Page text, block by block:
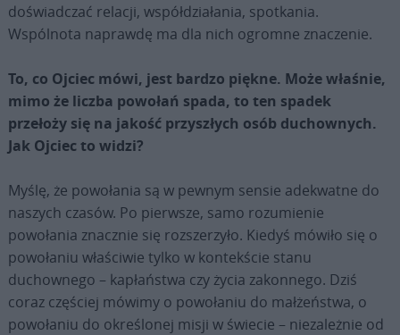
doświadczać relacji, współdziałania, spotkania.
Wspólnota naprawdę ma dla nich ogromne znaczenie.
To, co Ojciec mówi, jest bardzo piękne. Może właśnie,
mimo że liczba powołań spada, to ten spadek
przełoży się na jakość przyszłych osób duchownych.
Jak Ojciec to widzi?
Myślę, że powołania są w pewnym sensie adekwatne do
naszych czasów. Po pierwsze, samo rozumienie
powołania znacznie się rozszerzyło. Kiedyś mówiło się o
powołaniu właściwie tylko w kontekście stanu
duchownego – kapłaństwa czy życia zakonnego. Dziś
coraz częściej mówimy o powołaniu do małżeństwa, o
powołaniu do określonej misji w świecie – niezależnie od